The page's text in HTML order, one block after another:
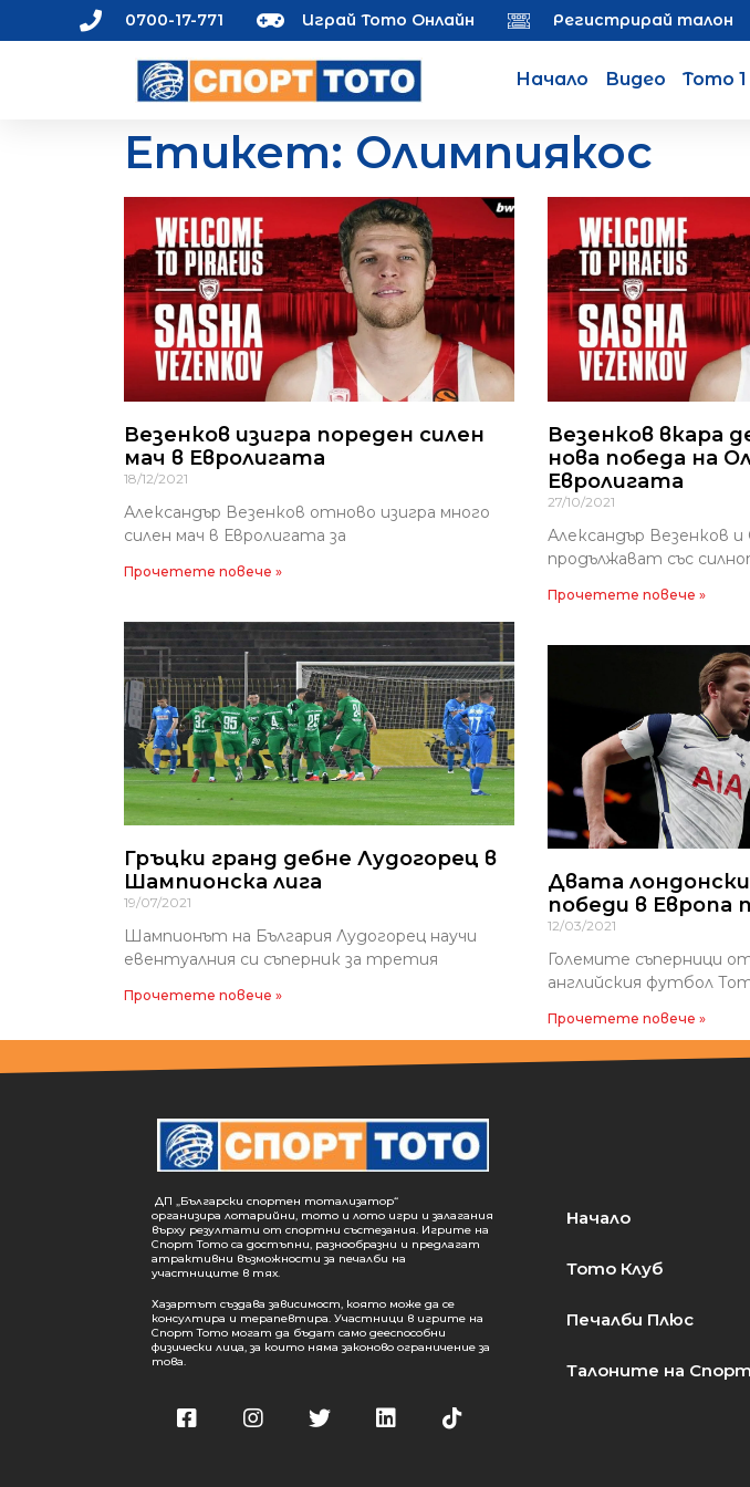
0700-17-771 Играй Тото Онлайн Регистрирай талон
Начало Видео Тото 1
Етикет: Олимпиякос
Везенков изигра пореден силен
мач в Евролигата
18/12/2021
Александър Везенков отново изигра много
силен мач в Евролигата за
Прочетете повече »
Везенков вкара
нова победа на
Евролигата
27/10/2021
Александър Везенков
продължават със
Прочетете повече »
Гръцки гранд дебне Лудогорец в
Шампионска лига
19/07/2021
Шампионът на България Лудогорец научи
евентуалния си съперник за третия
Прочетете повече »
Двата
победи в Европа
12/03/2021
Големите съперници
английския футбол
Прочетете повече »
ДП „Български спортен тотализатор“
организира лотарийни, тото и лото игри и залагания
върху резултати от спортни състезания. Игрите на
Спорт Тото са достъпни, разнообразни и предлагат
атрактивни възможности за печалби на
участниците в тях.
Хазартът създава зависимост, която може да се
консултира и терапевтира. Участници в игрите на
Спорт Тото могат да бъдат само дееспособни
физически лица, за които няма законово ограничение за
това.
Начало
Тото Клуб
Печалби Плюс
Талоните на